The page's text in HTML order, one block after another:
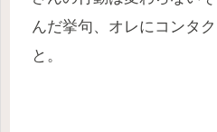
んだ挙句、オレにコンタ
と。